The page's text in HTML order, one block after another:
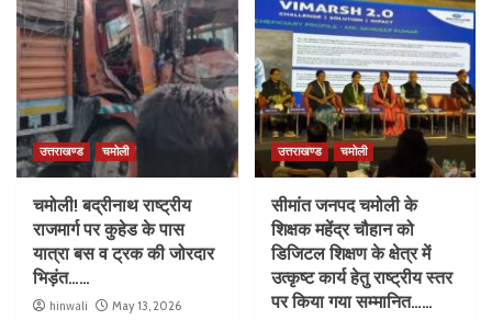
उत्तराखण्ड चमोली
चमोली! बद्रीनाथ राष्ट्रीय
राजमार्ग पर कुहेड के पास
यात्रा बस व ट्रक की जोरदार
भिड़ंत……
hinwali May 13, 2026
उत्तराखण्ड चमोली
सीमांत जनपद चमोली के
शिक्षक महेंद्र चौहान को
डिजिटल शिक्षण के क्षेत्र में
उत्कृष्ट कार्य हेतु राष्ट्रीय स्तर
पर किया गया सम्मानित……